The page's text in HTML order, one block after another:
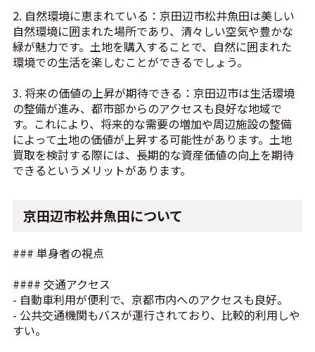
2. 自然環境に恵まれている：京田辺市松井魚田は美しい
自然環境に囲まれた場所であり、清々しい空気や豊かな
緑が魅力です。土地を購入することで、自然に囲まれた
環境での生活を楽しむことができるでしょう。
3. 将来の価値の上昇が期待できる：京田辺市は生活環境
の整備が進み、都市部からのアクセスも良好な地域で
す。これにより、将来的な需要の増加や周辺施設の整備
によって土地の価値が上昇する可能性があります。土地
買取を検討する際には、長期的な資産価値の向上を期待
できるというメリットがあります。
京田辺市松井魚田について
### 単身者の視点
#### 交通アクセス
- 自動車利用が便利で、京都市内へのアクセスも良好。
- 公共交通機関もバスが運行されており、比較的利用しや
すい。